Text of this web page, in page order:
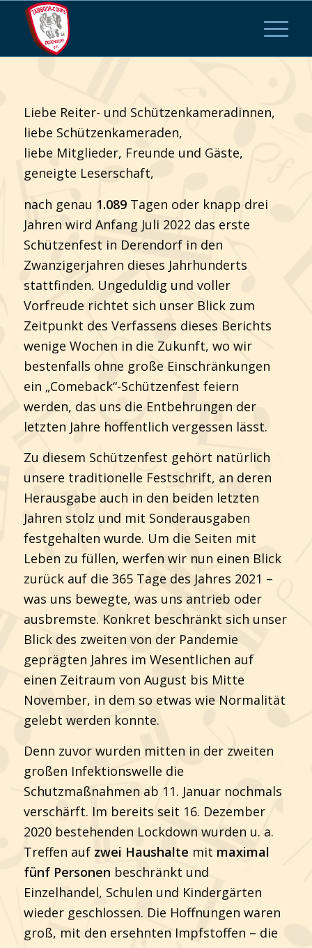
Liebe Reiter- und Schützenkameradinnen,
liebe Schützenkameraden,
liebe Mitglieder, Freunde und Gäste,
geneigte Leserschaft,
nach genau 1.089Tagen oder knapp drei
Jahren wird Anfang Juli 2022 das erste
Schützenfest in Derendorf in den
Zwanzigerjahren dieses Jahrhunderts
stattfinden. Ungeduldig und voller
Vorfreude richtet sich unser Blick zum
Zeitpunkt des Verfassens dieses Berichts
wenige Wochen in die Zukunft, wo wir
bestenfalls ohne große Einschränkungen
ein „Comeback“-Schützenfest feiern
werden, das uns die Entbehrungen der
letzten Jahre hoffentlich vergessen lässt.
Zu diesem Schützenfest gehört natürlich
unsere traditionelle Festschrift, an deren
Herausgabe auch in den beiden letzten
Jahren stolz und mit Sonderausgaben
festgehalten wurde. Um die Seiten mit
Leben zu füllen, werfen wir nun einen Blick
zurück auf die 365 Tage des Jahres 2021 –
was uns bewegte, was uns antrieb oder
ausbremste. Konkret beschränkt sich unser
Blick des zweiten von der Pandemie
geprägten Jahres im Wesentlichen auf
einen Zeitraum von August bis Mitte
November, in dem so etwas wie Normalität
gelebt werden konnte.
Denn zuvor wurden mitten in der zweiten
großen Infektionswelle die
Schutzmaßnahmen ab 11. Januar nochmals
verschärft. Im bereits seit 16. Dezember
2020 bestehenden Lockdown wurden u. a.
Treffen auf zwei Haushalte mit maximal
fünf Personen beschränkt und
Einzelhandel, Schulen und Kindergärten
wieder geschlossen. Die Hoffnungen waren
groß, mit den ersehnten Impfstoffen – die